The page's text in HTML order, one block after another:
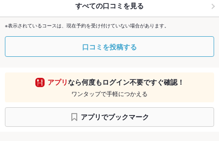
すべての口コミを見る
※表示されているコースは、現在予約を受け付けていない場合があります。
口コミを投稿する
アプリなら何度もログイン不要ですぐ確認！
ワンタップで手軽につかえる
アプリでブックマーク